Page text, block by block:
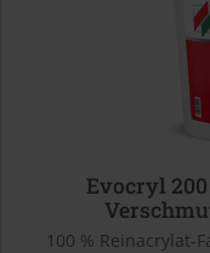
Evocryl
100 % Reinacrylat-